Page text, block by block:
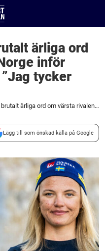
ärliga ord
inför
tycker
Linn Svahn med brutalt ärliga ord om värsta rivalen Norge inför nästa skidsäsong: "Jag tycker att..."
Lägg till som önskad källa på Google